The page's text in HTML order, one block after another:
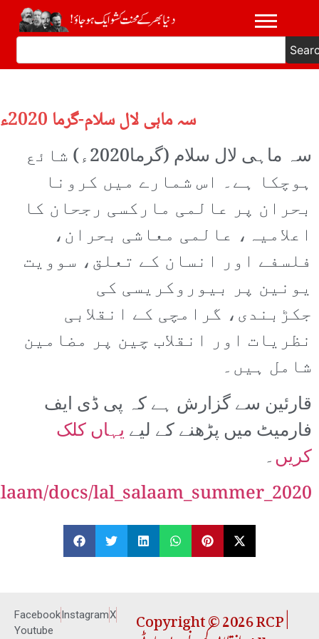
سہ ماہی لال سلام-گرما 2020ء
سہ ماہی لال سلام (گرما2020ء) شائع
ہوچکا ہے۔ اس شمارے میں کرونا
بحران پر عالمی مارکسی رجحان کا
اعلامیہ، عالمی معاشی بحران،
فلسفے اور انسان کے تعلق، سوویت
یونین پر بیوروکریسی کی
جکڑبندی، گرامچی کے انقلابی
نظریات اور انقلاب چین پر مضامین
شامل ہیں۔
قارئین سے گزارش ہے کہ پی ڈی ایف
فارمیٹ میں پڑھنے کے لیےیہاں کلک
کریں۔
docs/lal_salaam_summer_2020
Facebook InstagramX
Youtube
Copyright © 2026 RCP |